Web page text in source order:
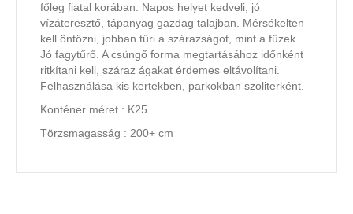
főleg fiatal korában. Napos helyet kedveli, jó
vízáteresztő, tápanyag gazdag talajban. Mérsékelten
kell öntözni, jobban tűri a szárazságot, mint a fűzek.
Jó fagytűrő. A csüngő forma megtartásához időnként
ritkítani kell, száraz ágakat érdemes eltávolítani.
Felhasználása kis kertekben, parkokban szoliterként.
Konténer méret : K25
Törzsmagasság : 200+ cm